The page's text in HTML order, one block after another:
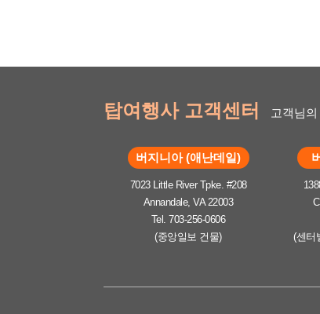
탑여행사 고객센터 고객님
버지니아 (애난데일)
7023 Little River Tpke. #208
Annandale, VA 22003
Tel. 703-256-0606
(중앙일보 건물)
(센터